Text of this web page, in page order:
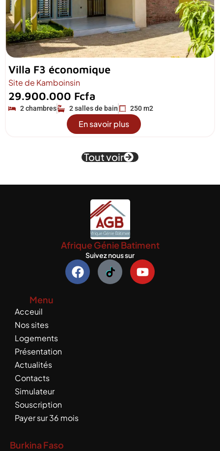
Villa F3 économique
Site de Kamboinsin
29.900.000 Fcfa
2 chambres 2 salles de bain 250 m2
En savoir plus
Tout voir
Afrique Génie Batiment
Suivez nous sur
F
a
c
Y
o
u
Menu
Acceuil
Nos sites
Logements
Présentation
Actualités
Contacts
Simulateur
Souscription
Payer sur 36 mois
Burkina Faso